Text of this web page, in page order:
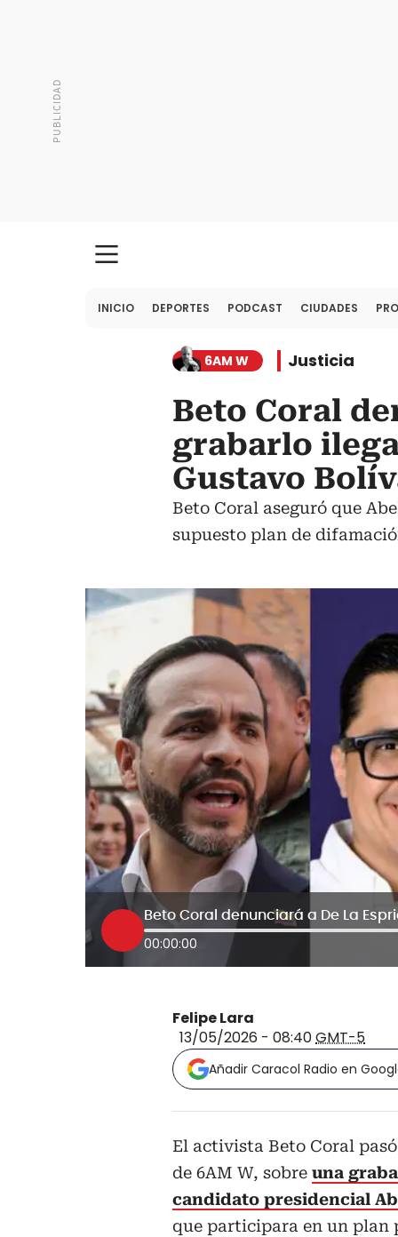
INICIO DEPORTES PODCAST CIUDADES
6AM W Justicia
Beto Coral
grabarlo
Gustavo
Beto Coral aseguró que
supuesto plan de
00:00:00
Felipe Lara
13/05/2026 - 08:40GMT-5
Añadir Caracol Radio en
El activista Beto Coral
de 6AM W, sobre una
candidato presidencial
que participara en un plan